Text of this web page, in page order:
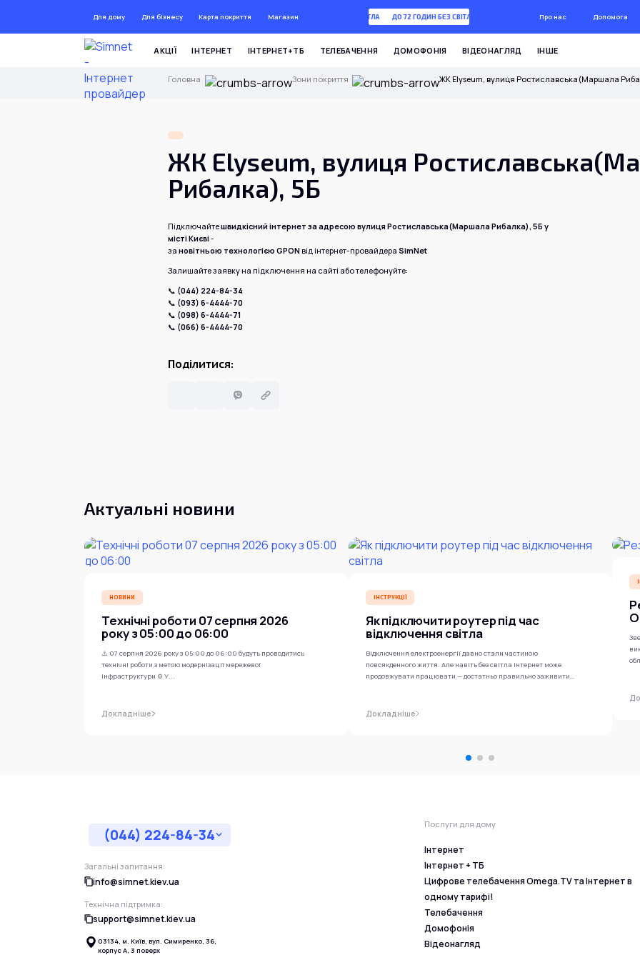
Для дому Для бізнесу Карта покриття МагазинДО 72 ГОДИН БЕЗ СВІТЛА ДО 72 ГОДИН БЕЗ СВІТЛА Про нас Допомога
АКЦІЇ ІНТЕРНЕТ ІНТЕРНЕТ+ТБ ТЕЛЕБАЧЕННЯ ДОМОФОНІЯ ВІДЕОНАГЛЯД ІНШЕ
Головна Зони покриття ЖК Elyseum, вулиця Ростиславська(Маршала
ЖК Elyseum, вулиця
Рибалка), 5Б
Підключайтешвидкісний інтернет за адресою вулиця Ростиславська(Маршала Рибалка), 5Б у
місті Києві-
зановітньою технологією GPONвід інтернет-провайдераSimNet
Залишайте заявку на підключення на сайті або телефонуйте:
📞 (044) 224-84-34
📞 (093) 6-4444-70
📞 (098) 6-4444-71
📞 (066) 6-4444-70
Поділитися:
Актуальні новини
НОВИНИ
Технічні роботи 07 серпня 2026
року з 05:00 до 06:00
⚠️ 07 серпня 2026 року з 05:00 до 06:00 будуть проводитись
технічні роботи з метою модернізації мережевої
інфраструктури ⚙️ У...
Докладніше
ІНСТРУКЦІЇ
Як підключити роутер під час
відключення світла
Відключення електроенергії давно стали частиною
повсякденного життя. Але навіть без світла інтернет може
продовжувати працювати — достатньо правильно заживити
Докладніше
(044) 224-84-34
Загальні запитання:
info@simnet.kiev.ua
Технічна підтримка:
support@simnet.kiev.ua
03134, м. Київ, вул. Симиренко, 36,
корпус А, 3 поверх
Послуги для дому
Інтернет
Інтернет + ТБ
Цифрове телебачення Omega.TV та Інтернет в
одному тарифі!
Телебачення
Домофонія
Відеонагляд